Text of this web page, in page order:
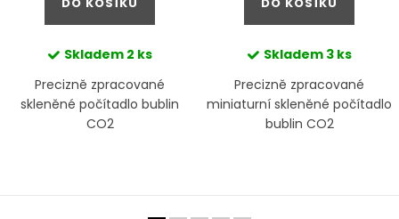
DO KOŠÍKU
Skladem 2 ks
Precizně zpracované
skleněné počítadlo bublin
CO2
DO KOŠÍKU
Skladem 3 ks
Precizně zpracované
miniaturní skleněné počítadlo
bublin CO2